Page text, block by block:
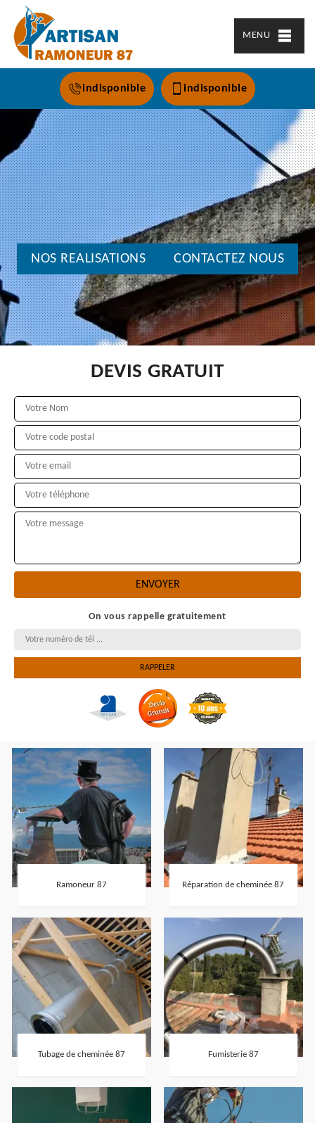
MENU
indisponible indisponible
NOS REALISATIONS CONTACTEZ NOUS
DEVIS GRATUIT
On vous rappelle gratuitement
Ramoneur 87 Réparation de cheminée 87
Tubage de cheminée 87 Fumisterie 87